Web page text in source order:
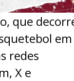
que
em
redes
, X e